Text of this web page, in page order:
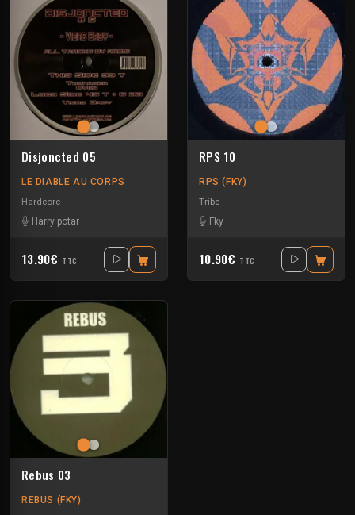
Disjoncted 05
LE DIABLE AU CORPS
Hardcore
Harry potar
13.90€ TTC
RPS 10
RPS (FKY)
Tribe
Fky
10.90€ TTC
Rebus 03
REBUS (FKY)